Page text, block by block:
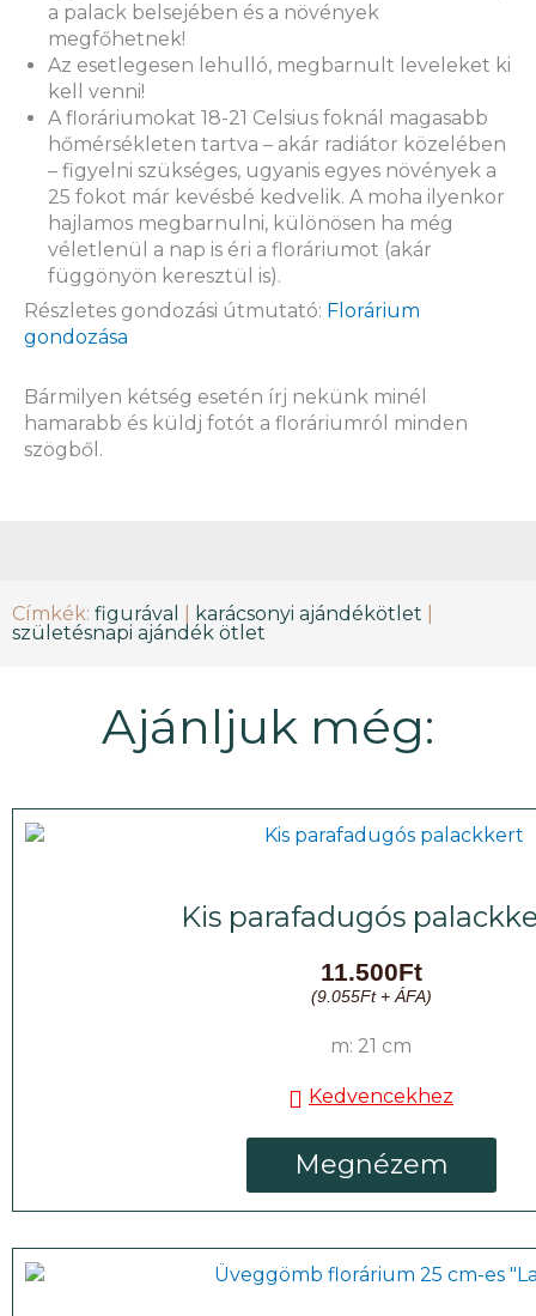
a palack belsejében és a növények
megfőhetnek!
Az esetlegesen lehulló, megbarnult leveleket ki
kell venni!
A floráriumokat 18-21 Celsius foknál magasabb
hőmérsékleten tartva – akár radiátor közelében
– figyelni szükséges, ugyanis egyes növények a
25 fokot már kevésbé kedvelik. A moha ilyenkor
hajlamos megbarnulni, különösen ha még
véletlenül a nap is éri a floráriumot (akár
függönyön keresztül is).
Részletes gondozási útmutató: Florárium
gondozása
Bármilyen kétség esetén írj nekünk minél
hamarabb és küldj fotót a floráriumról minden
szögből.
Címkék: figurával karácsonyi ajándékötlet
születésnapi ajándék ötlet
Ajánljuk még:
Kis parafadugós
11.500Ft
(9.055Ft+ ÁFA)
m: 21 cm
Kedvencekhez
Megnézem